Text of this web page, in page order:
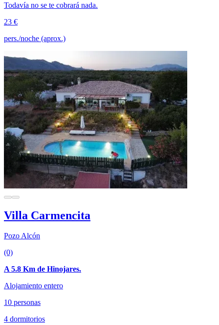
Todavía no se te cobrará nada.
23 €
pers./noche (aprox.)
Villa Carmencita
Pozo Alcón
(0)
A 5.8 Km de Hinojares.
Alojamiento entero
10 personas
4 dormitorios